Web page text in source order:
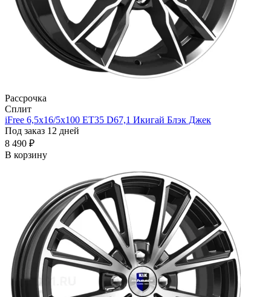
Рассрочка
Сплит
iFree 6,5x16/5x100 ET35 D67,1 Икигай Блэк Джек
Под заказ 12 дней
8 490 ₽
В корзину